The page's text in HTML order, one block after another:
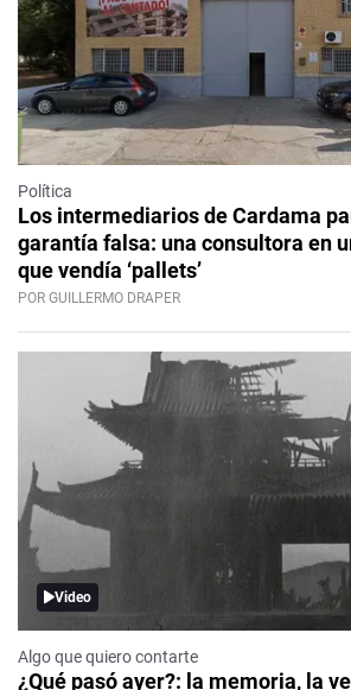
Política
Los intermediarios de Cardama
garantía falsa: una consultora en
que vendía ‘pallets’
POR GUILLERMO DRAPER
Video
Algo que quiero contarte
¿Qué pasó ayer?: la memoria, la